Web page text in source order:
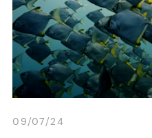
09/07/24